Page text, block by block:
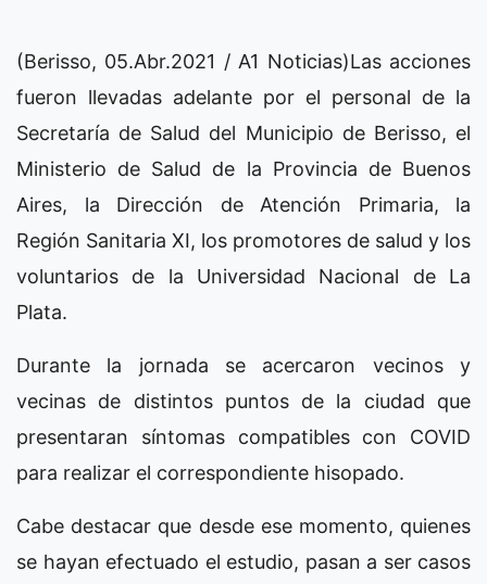
(Berisso, 05.Abr.2021 / A1 Noticias)Las acciones
fueron llevadas adelante por el personal de la
Secretaría de Salud del Municipio de Berisso, el
Ministerio de Salud de la Provincia de Buenos
Aires, la Dirección de Atención Primaria, la
Región Sanitaria XI, los promotores de salud y los
voluntarios de la Universidad Nacional de La
Plata.
Durante la jornada se acercaron vecinos y
vecinas de distintos puntos de la ciudad que
presentaran síntomas compatibles con COVID
para realizar el correspondiente hisopado.
Cabe destacar que desde ese momento, quienes
se hayan efectuado el estudio, pasan a ser casos